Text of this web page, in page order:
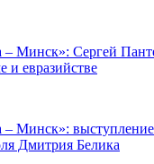
– Минск»: Сергей
и евразийстве
– Минск»:
Дмитрия Белика